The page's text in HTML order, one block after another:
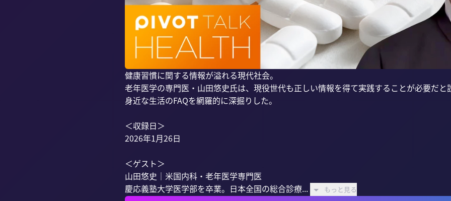
健康習慣に関する情報が溢れる現代社会。
老年医学の専門医・山田悠史氏は、現役世代も正しい情報を得て実践することが必要だと
身近な生活のFAQを網羅的に深掘りした。
＜収録日＞
2026年1月26日
＜ゲスト＞
山田悠史｜米国内科・老年医学専門医
慶応義塾大学医学部を卒業。日本全国の総合診療...
もっと見る